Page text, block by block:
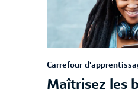
Carrefour
Maîtrisez les